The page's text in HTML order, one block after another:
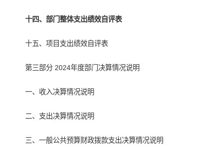
十四、部门整体支出绩效自评表
十五、项目支出绩效自评表
第三部分 2024年度部门决算情况说明
一、收入决算情况说明
二、支出决算情况说明
三、一般公共预算财政拨款支出决算情况说明